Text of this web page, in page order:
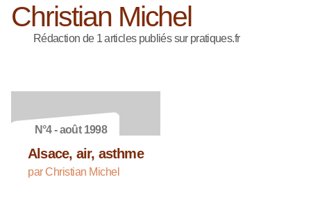
Christian Michel
Rédaction de 1 articles publiés sur pratiques.fr
N°4 - août 1998
Alsace, air, asthme
par Christian Michel